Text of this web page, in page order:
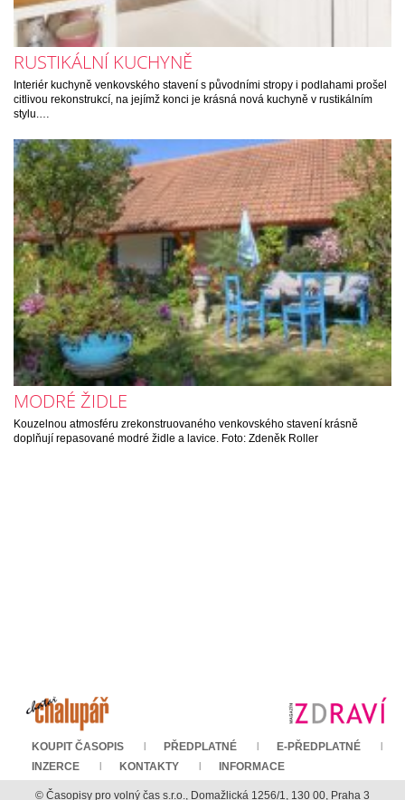
RUSTIKÁLNÍ KUCHYNĚ
Interiér kuchyně venkovského stavení s původními stropy i podlahami prošel
citlivou rekonstrukcí, na jejímž konci je krásná nová kuchyně v rustikálním
stylu.…
MODRÉ ŽIDLE
Kouzelnou atmosféru zrekonstruovaného venkovského stavení krásně
doplňují repasované modré židle a lavice. Foto: Zdeněk Roller
KOUPIT ČASOPIS PŘEDPLATNÉ
E-PŘEDPLATNÉ
INZERCE
KONTAKTY INFORMACE
© Časopisy pro volný čas s.r.o., Domažlická 1256/1, 130 00, Praha 3